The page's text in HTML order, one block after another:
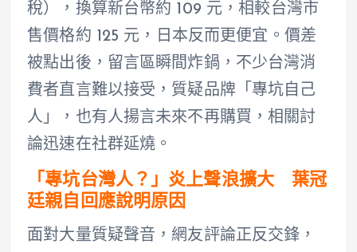
稅），換算新台幣約 109 元，相較台灣市
售價格約 125 元，日本反而更便宜。價差
被點出後，留言區瞬間炸鍋，不少台灣消
費者直言難以接受，質疑品牌「專坑自己
人」，也有人揚言未來不再購買，相關討
論迅速在社群延燒。
「專坑台灣人？」炎上聲浪擴大 葉冠
廷親自回應說明原因
面對大量質疑聲音，網友評論正反交鋒，